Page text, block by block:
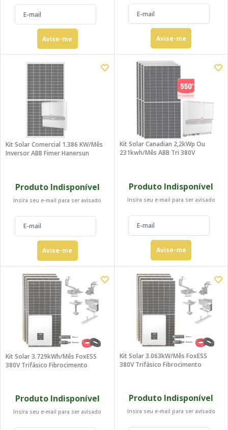
Avise-me Avise-me
Kit Solar Comercial 1.386 KW/Mês
Inversor ABB Fimer Hanersun
Produto Indisponível
Insira seu e-mail para ser avisado
Avise-me
Kit Solar Canadian 2,2kWp Ou
231kwh/mês ABB Tri 380V
Produto Indisponível
Insira seu e-mail para ser avisado
Avise-me
Kit Solar 3.729kWh/mês FoxESS
380V Trifásico Fibrocimento
Produto Indisponível
Insira seu e-mail para ser avisado
Kit Solar 3.063kW/mês FoxESS
380V Trifásico Fibrocimento
Produto Indisponível
Insira seu e-mail para ser avisado